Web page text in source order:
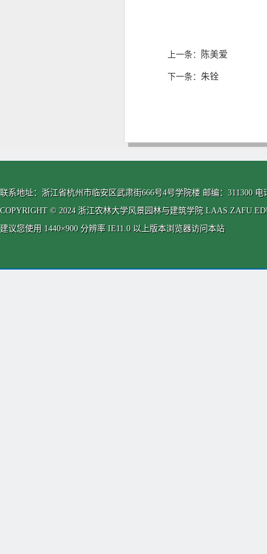
上一条： 陈美爱
下一条： 朱铨
联系地址：浙江省杭州市临安区武肃街666号4号学院楼 邮编：311300 电
COPYRIGHT © 2024 浙江农林大学风景园林与建筑学院
建议您使用 1440×900 分辨率 IE11.0 以上版本浏览器访问本站